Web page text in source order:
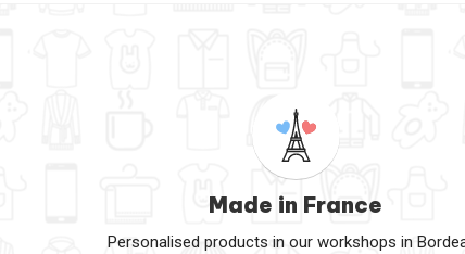
Made in France
Personalised products in our workshops in